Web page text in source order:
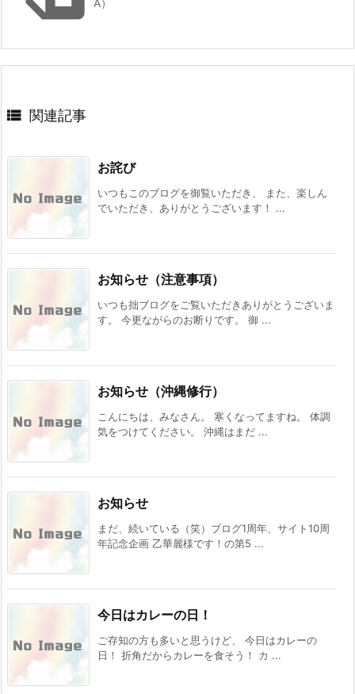
 関連記事
お詫び
いつもこのブログを御覧いただき、 また、楽しん
でいただき、ありがとうございます！ ...
お知らせ（注意事項）
いつも拙ブログをご覧いただきありがとうございま
す。 今更ながらのお断りです。 御 ...
お知らせ（沖縄修行）
こんにちは、みなさん。 寒くなってますね。 体調
気をつけてください。 沖縄はまだ ...
お知らせ
まだ、続いている（笑）ブログ1周年、サイト10周
年記念企画 乙華麗様です！の第5 ...
今日はカレーの日！
ご存知の方も多いと思うけど、 今日はカレーの
日！ 折角だからカレーを食そう！ カ ...